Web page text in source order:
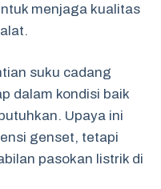
menjaga kualitas
suku cadang
dalam kondisi baik
Upaya ini
genset, tetapi
pasokan listrik di